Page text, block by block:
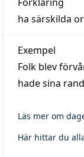
ha särskilda
Exempel
Folk blev
hade sina
Läs mer om
Här hittar du